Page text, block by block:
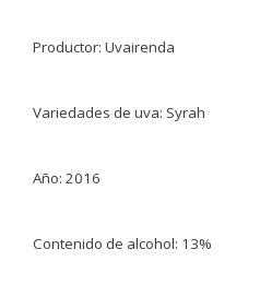
Productor: Uvairenda
Variedades de uva: Syrah
Año: 2016
Contenido de alcohol: 13%